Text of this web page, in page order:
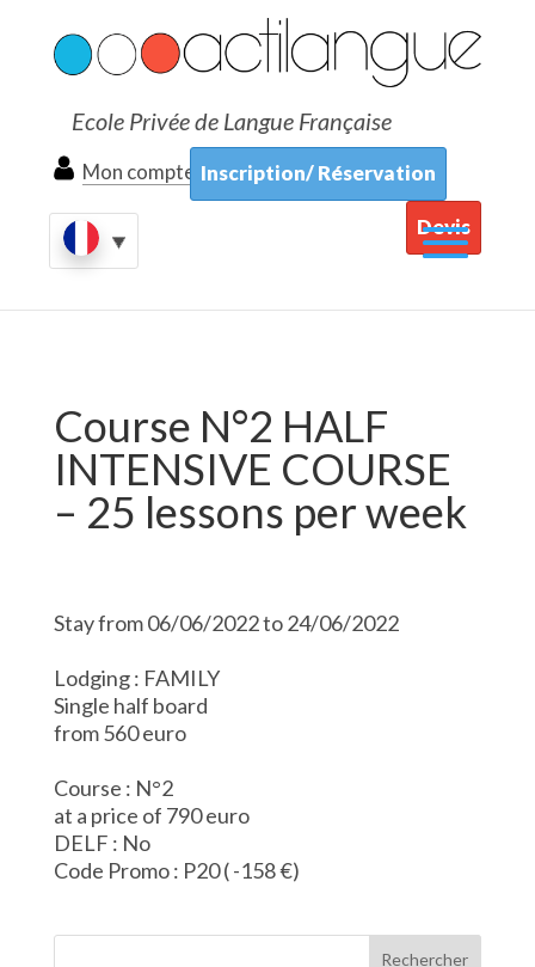
Ecole Privée de Langue Française
Mon compte Inscription/ Réservation
Devis
Course N°2 HALF
INTENSIVE COURSE
– 25 lessons per week
Stay from 06/06/2022 to 24/06/2022
Lodging : FAMILY
Single half board
from 560 euro
Course : N°2
at a price of 790 euro
DELF : No
Code Promo : P20 ( -158 €)